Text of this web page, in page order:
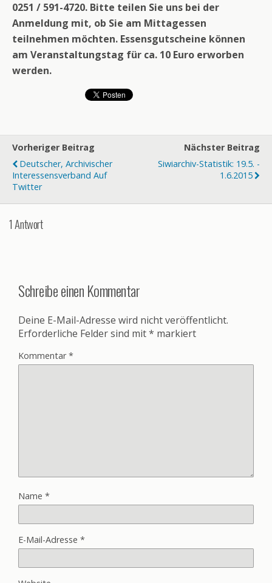
0251 / 591-4720. Bitte teilen Sie uns bei der
Anmeldung mit, ob Sie am Mittagessen
teilnehmen möchten. Essensgutscheine können
am Veranstaltungstag für ca. 10 Euro erworben
werden.
Vorheriger Beitrag
Deutscher, Archivischer
Interessensverband Auf
Twitter
Nächster Beitrag
Siwiarchiv-Statistik: 19.5. -
1.6.2015
1 Antwort
Schreibe einen Kommentar
Deine E-Mail-Adresse wird nicht veröffentlicht.
Erforderliche Felder sind mit* markiert
Kommentar*
Name *
E-Mail-Adresse *